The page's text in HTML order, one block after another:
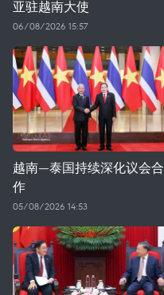
亚驻越南大使
06/08/2026 15:57
越南—泰国持续深化议会合
作
05/08/2026 14:53